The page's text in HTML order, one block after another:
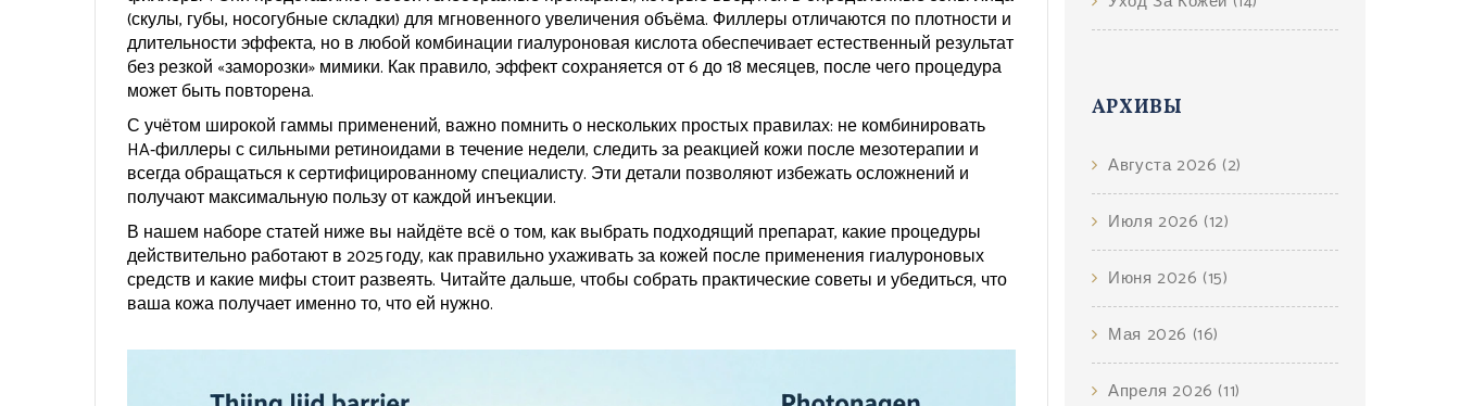
(скулы, губы, носогубные складки) для мгновенного увеличения объёма. Филлеры отличаются по плотности и
длительности эффекта, но в любой комбинации гиалуроновая кислота обеспечивает естественный результат
без резкой «заморозки» мимики. Как правило, эффект сохраняется от 6 до 18 месяцев, после чего процедура
может быть повторена.
С учётом широкой гаммы применений, важно помнить о нескольких простых правилах: не комбинировать
HA‑филлеры с сильными ретиноидами в течение недели, следить за реакцией кожи после мезотерапии и
всегда обращаться к сертифицированному специалисту. Эти детали позволяют избежать осложнений и
получают максимальную пользу от каждой инъекции.
В нашем наборе статей ниже вы найдёте всё о том, как выбрать подходящий препарат, какие процедуры
действительно работают в 2025 году, как правильно ухаживать за кожей после применения гиалуроновых
средств и какие мифы стоит развеять. Читайте дальше, чтобы собрать практические советы и убедиться, что
ваша кожа получает именно то, что ей нужно.
АРХИВЫ
Августа 2026 (2)
Июля 2026 (12)
Июня 2026 (15)
Мая 2026 (16)
Апреля 2026 (11)